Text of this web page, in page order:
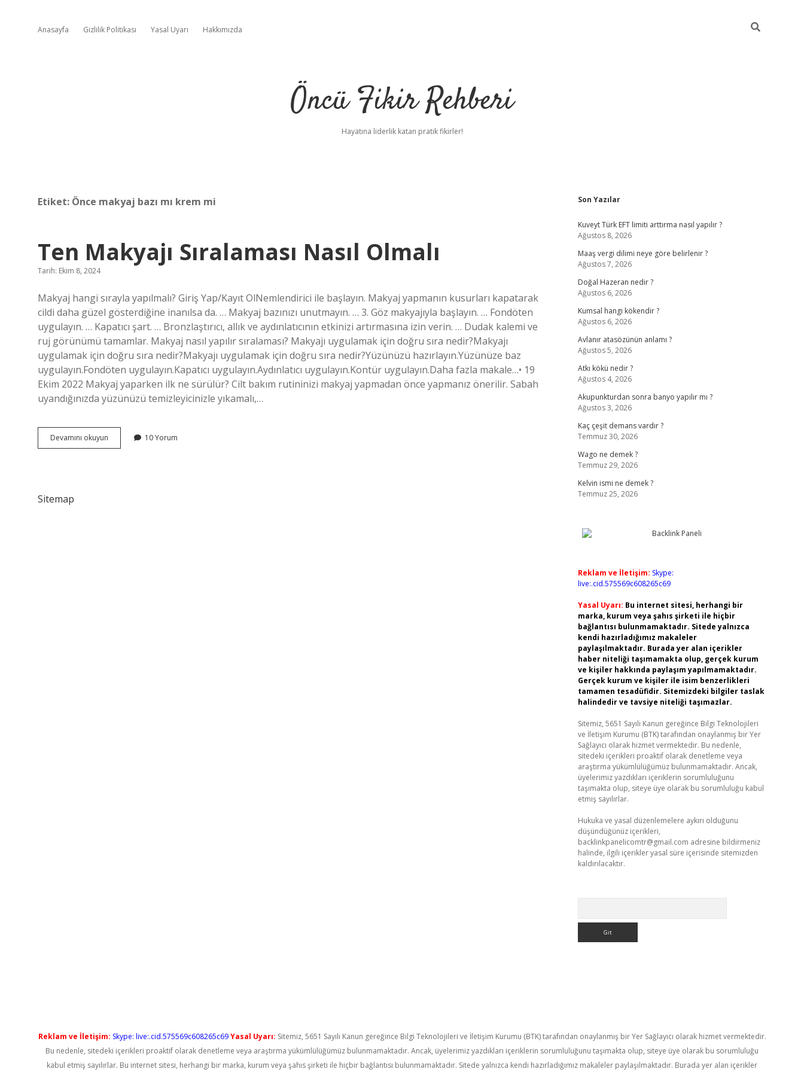
Anasayfa Gizlilik Politikası Yasal Uyarı Hakkımızda
Öncü Fikir Rehberi
Hayatına liderlik katan pratik fikirler!
Etiket: Önce makyaj bazı mı krem mi
Ten Makyajı Sıralaması Nasıl Olmalı
Tarih: Ekim 8, 2024
Makyaj hangi sırayla yapılmalı? Giriş Yap/Kayıt OlNemlendirici ile başlayın. Makyaj yapmanın kusurları kapatarak
cildi daha güzel gösterdiğine inanılsa da. … Makyaj bazınızı unutmayın. … 3. Göz makyajıyla başlayın. … Fondöten
uygulayın. … Kapatıcı şart. … Bronzlaştırıcı, allık ve aydınlatıcının etkinizi artırmasına izin verin. … Dudak kalemi ve
ruj görünümü tamamlar. Makyaj nasıl yapılır sıralaması? Makyajı uygulamak için doğru sıra nedir?Makyajı
uygulamak için doğru sıra nedir?Makyajı uygulamak için doğru sıra nedir?Yüzünüzü hazırlayın.Yüzünüze baz
uygulayın.Fondöten uygulayın.Kapatıcı uygulayın.Aydınlatıcı uygulayın.Kontür uygulayın.Daha fazla makale…• 19
Ekim 2022 Makyaj yaparken ilk ne sürülür? Cilt bakım rutininizi makyaj yapmadan önce yapmanız önerilir. Sabah
uyandığınızda yüzünüzü temizleyicinizle yıkamalı,…
Devamını okuyun
Makyajı
10 Yorum
Sitemap
Sidebar
Son Yazılar
Kuveyt Türk EFT limiti arttırma nasıl yapılır ?
Ağustos 8, 2026
Maaş vergi dilimi neye göre belirlenir ?
Ağustos 7, 2026
Doğal Hazeran nedir ?
Ağustos 6, 2026
Kumsal hangi kökendir ?
Ağustos 6, 2026
Avlanır atasözünün anlamı ?
Ağustos 5, 2026
Atkı kökü nedir ?
Ağustos 4, 2026
Akupunkturdan sonra banyo yapılır mı ?
Ağustos 3, 2026
Kaç çeşit demans vardır ?
Temmuz 30, 2026
Wago ne demek ?
Temmuz 29, 2026
Kelvin ismi ne demek ?
Temmuz 25, 2026
Reklam ve İletişim: Skype:
live:.cid.575569c608265c69
Yasal Uyarı: Bu internet sitesi, herhangi bir
marka, kurum veya şahıs şirketi ile hiçbir
bağlantısı bulunmamaktadır. Sitede yalnızca
kendi hazırladığımız makaleler
paylaşılmaktadır. Burada yer alan içerikler
haber niteliği taşımamakta olup, gerçek kurum
ve kişiler hakkında paylaşım yapılmamaktadır.
Gerçek kurum ve kişiler ile isim benzerlikleri
tamamen tesadüfidir. Sitemizdeki bilgiler taslak
halindedir ve tavsiye niteliği taşımazlar.
Sitemiz, 5651 Sayılı Kanun gereğince Bilgi Teknolojileri
ve İletişim Kurumu (BTK) tarafından onaylanmış bir Yer
Sağlayıcı olarak hizmet vermektedir. Bu nedenle,
sitedeki içerikleri proaktif olarak denetleme veya
araştırma yükümlülüğümüz bulunmamaktadır. Ancak,
üyelerimiz yazdıkları içeriklerin sorumluluğunu
taşımakta olup, siteye üye olarak bu sorumluluğu kabul
etmiş sayılırlar.
Hukuka ve yasal düzenlemelere aykırı olduğunu
düşündüğünüz içerikleri,
backlinkpanelicomtr@gmail.com adresine bildirmeniz
halinde, ilgili içerikler yasal süre içerisinde sitemizden
kaldırılacaktır.
ilbet giriş
Reklam ve İletişim: Skype: live:.cid.575569c608265c69 Yasal Uyarı: Sitemiz, 5651 Sayılı Kanun gereğince Bilgi Teknolojileri ve İletişim Kurumu (BTK) tarafından onaylanmış bir Yer Sağlayıcı olarak hizmet vermektedir.
Bu nedenle, sitedeki içerikleri proaktif olarak denetleme veya araştırma yükümlülüğümüz bulunmamaktadır. Ancak, üyelerimiz yazdıkları içeriklerin sorumluluğunu taşımakta olup, siteye üye olarak bu sorumluluğu
kabul etmiş sayılırlar. Bu internet sitesi, herhangi bir marka, kurum veya şahıs şirketi ile hiçbir bağlantısı bulunmamaktadır. Sitede yalnızca kendi hazırladığımız makaleler paylaşılmaktadır. Burada yer alan içerikler